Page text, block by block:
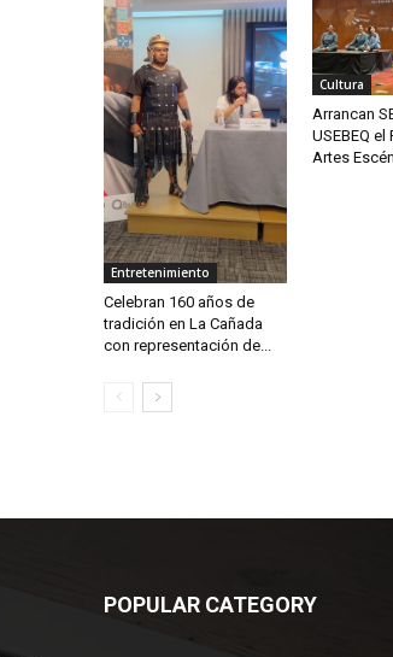
Entretenimiento
Celebran 160 años de
tradición en La Cañada
con representación de...
Cultura
Arrancan
USEBEQ
Artes
POPULAR CATEGORY